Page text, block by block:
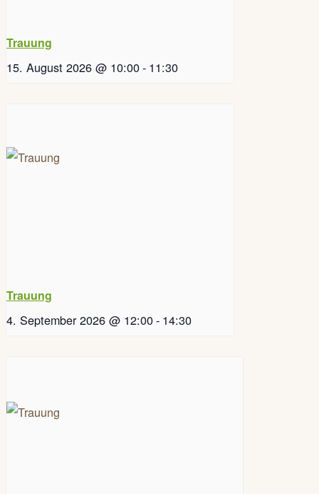
Trauung
15. August 2026 @ 10:00- 11:30
Trauung
4. September 2026 @ 12:00- 14:30